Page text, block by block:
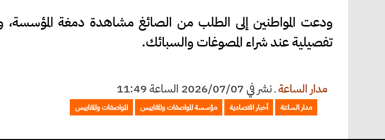
ودعت المواطنين إلى الطلب من الصائغ مشاهدة دمغة المؤسسة،
تفصيلية عند شراء المصوغات والسبائك.
مدار الساعةـنشر في 2026/07/07 الساعة 11:49
مدار الساعة أخبار اقتصادية مؤسسة المواصفات والمقاييس المواصفات والمقاييس